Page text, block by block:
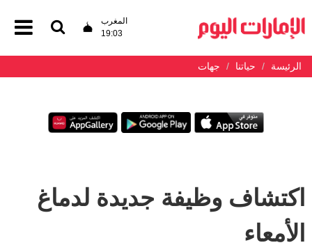
المغرب
19:03
الرئيسة حياتنا جهات
اكتشاف وظيفة جديدة لدماغ
الأمعاء